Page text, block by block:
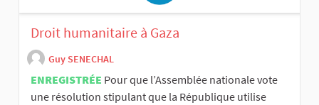
Droit humanitaire à Gaza
Guy SENECHAL
ENREGISTRÉE Pour que l’Assemblée nationale vote
une résolution stipulant que la République utilise